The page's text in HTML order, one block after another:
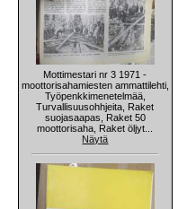
Mottimestari nr 3 1971 -
moottorisahamiesten ammattilehti,
Työpenkkimenetelmää,
Turvallisuusohhjeita, Raket
suojasaapas, Raket 50
moottorisaha, Raket öljyt...
Näytä